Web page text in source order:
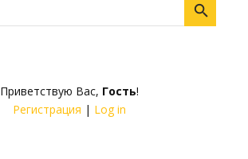
Приветствую Вас, Гость!
Регистрация | Log in